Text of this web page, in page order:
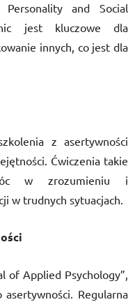
and Social
jest kluczowe dla
innych, co jest dla
z asertywności
Ćwiczenia takie
w zrozumieniu i
w trudnych sytuacjach.
of Applied Psychology”,
Regularna